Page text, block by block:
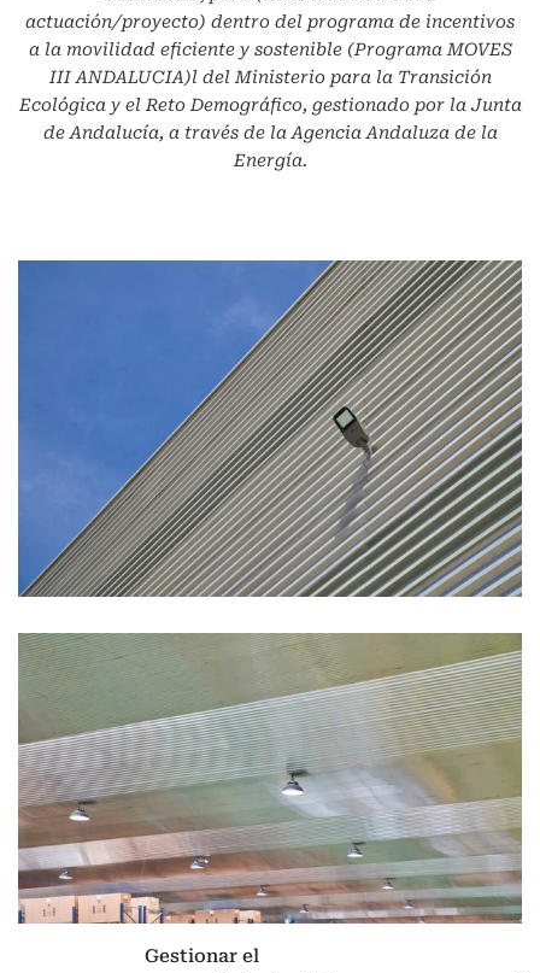
Gestionar el
actuación/proyecto) dentro del programa de incentivos
a la movilidad eficiente y sostenible (Programa MOVES
III ANDALUCIA)l del Ministerio para la Transición
Ecológica y el Reto Demográfico, gestionado por la Junta
de Andalucía, a través de la Agencia Andaluza de la
Energía.